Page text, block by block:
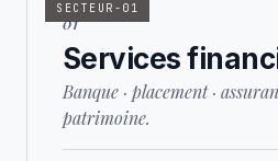
SECTEUR-01
01
Services
Banque · placement ·
patrimoine.